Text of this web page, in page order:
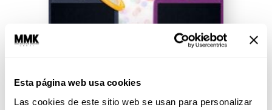
Esta página web usa cookies
Las cookies de este sitio web se usan para personalizar